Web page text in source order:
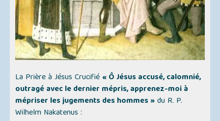
La Prière à Jésus Crucifié « Ô Jésus accusé, calomnié,
outragé avec le dernier mépris, apprenez-moi à
mépriser les jugements des hommes »du R. P.
Wilhelm Nakatenus :